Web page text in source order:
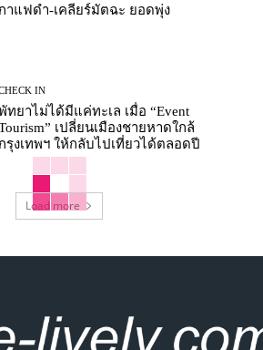
กาแฟดำ-เคลียร์มัตฉะ ยอดพุ่ง
IN
ทยาไม่ได้มีแค่ทะเล เมื่อ “Event
เปลี่ยนเมืองชายหาดใกล้
กรุงเทพฯ ให้กลับไปเที่ยวได้ตลอดปี
Load more